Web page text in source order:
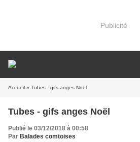
Publicité
Accueil » Tubes - gifs anges Noël
Tubes - gifs anges Noël
Publié le 03/12/2018 à 00:58
Par Balades comtoises